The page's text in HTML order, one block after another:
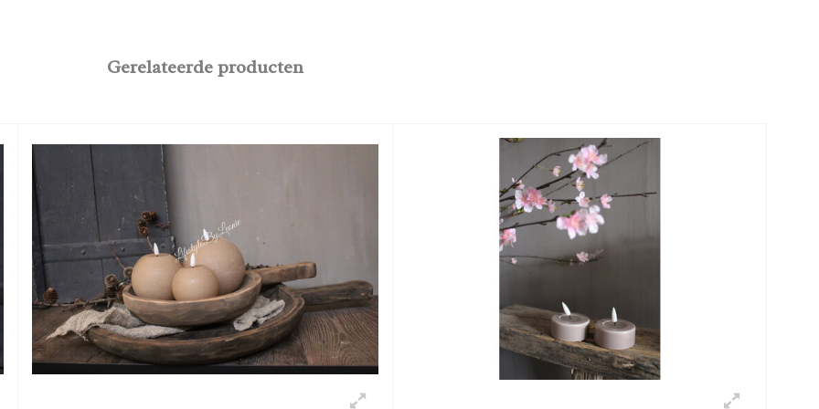
Gerelateerde producten